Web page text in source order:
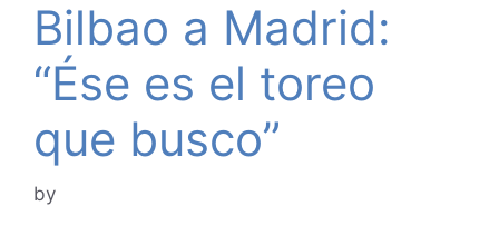
Bilbao a Madrid:
“Ése es el toreo
que busco”
by